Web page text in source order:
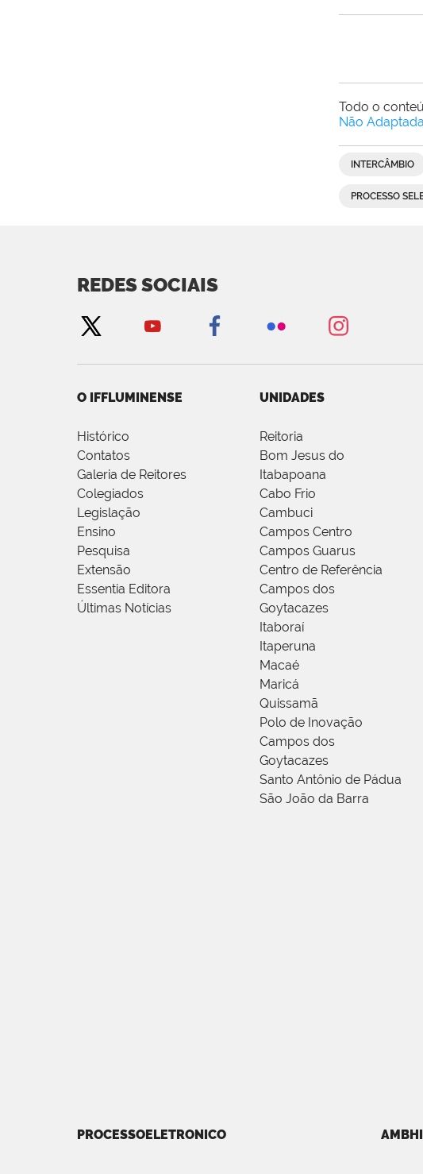
Todo o
Não Adaptada
INTERCÂMBIO
PROCESSO
REDES SOCIAIS
O IFFLUMINENSE
Histórico
Contatos
Galeria de Reitores
Colegiados
Legislação
Ensino
Pesquisa
Extensão
Essentia Editora
Últimas Notícias
UNIDADES
Reitoria
Bom Jesus do
Itabapoana
Cabo Frio
Cambuci
Campos Centro
Campos Guarus
Centro de Referência
Campos dos
Goytacazes
Itaboraí
Itaperuna
Macaé
Maricá
Quissamã
Polo de Inovação
Campos dos
Goytacazes
Santo Antônio de Pádua
São João da Barra
PROCESSOELETRONICO